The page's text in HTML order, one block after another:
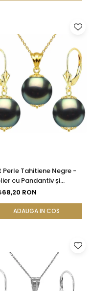
Perle Tahitiene Negre -
cu Pandantiv și
Aur Galben 14K, Perle
| KASKADDA®
RON
ADAUGA IN COS